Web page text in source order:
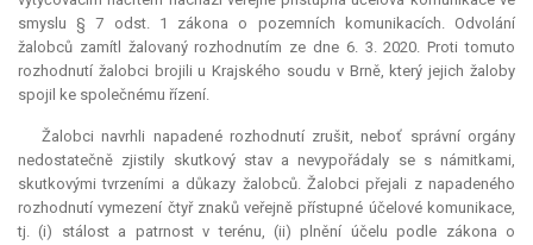
smyslu § 7 odst. 1 zákona o pozemních komunikacích. Odvolání
žalobců zamítl žalovaný rozhodnutím ze dne 6. 3. 2020. Proti tomuto
rozhodnutí žalobci brojili u Krajského soudu v Brně, který jejich žaloby
spojil ke společnému řízení.
Žalobci navrhli napadené rozhodnutí zrušit, neboť správní orgány
nedostatečně zjistily skutkový stav a nevypořádaly se s námitkami,
skutkovými tvrzeními a důkazy žalobců. Žalobci přejali z napadeného
rozhodnutí vymezení čtyř znaků veřejně přístupné účelové komunikace,
tj. (i) stálost a patrnost v terénu, (ii) plnění účelu podle zákona o